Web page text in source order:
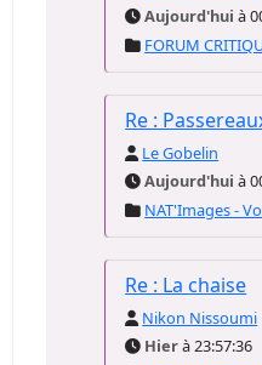
Aujourd'hui à
FORUM
Re :
Le Gobelin
Aujourd'hui à
NAT'Images -
Re : La chaise
Nikon Nissoumi
Hierà 23:57:36